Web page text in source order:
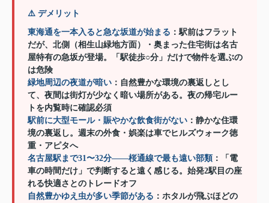
⚠️ デメリット
東海通を一本入ると急な坂道が始まる ：駅前はフラット
だが、北側（相生山緑地方面）・奥まった住宅街は名古
屋特有の急坂が登場。「駅徒歩○分」だけで物件を選ぶの
は危険
緑地周辺の夜道が暗い ：自然豊かな環境の裏返しとし
て、夜間は街灯が少なく暗い場所がある。夜の帰宅ルー
トを内覧時に確認必須
駅前に大型モール・賑やかな飲食街がない ：静かな住環
境の裏返し。週末の外食・娯楽は車でヒルズウォーク徳
重・アピタへ
名古屋駅まで31〜32分——桜通線で最も遠い部類 ：「電
車の時間だけ」で判断すると遠く感じる。始発2駅目の座
れる快適さとのトレードオフ
自然豊かゆえ虫が多い季節がある ：ホタルが飛ぶほどの